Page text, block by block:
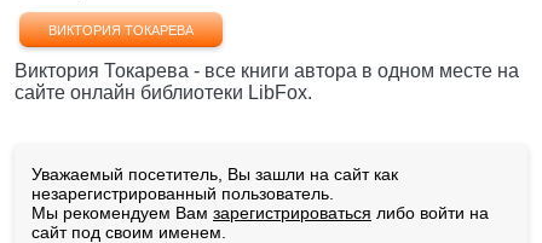
ВИКТОРИЯ ТОКАРЕВА
Виктория Токарева - все книги автора в одном месте на
сайте онлайн библиотеки LibFox.
Уважаемый посетитель, Вы зашли на сайт как
незарегистрированный пользователь.
Мы рекомендуем Вам зарегистрироваться либо войти на
сайт под своим именем.